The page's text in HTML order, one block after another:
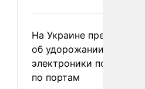
На Украине
об удорожании
электроники после
по портам